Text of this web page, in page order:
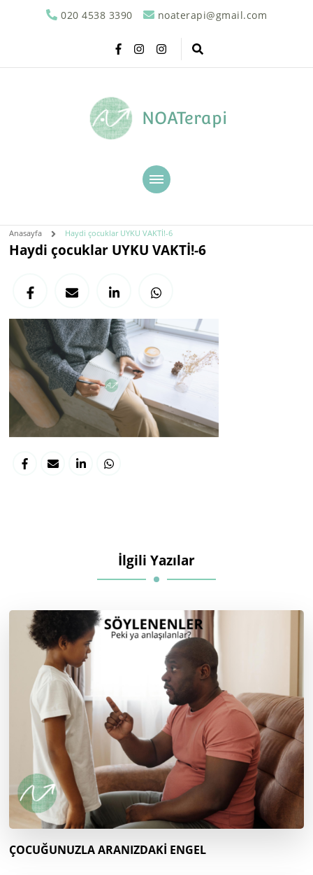
020 4538 3390 noaterapi@gmail.com
NOATerapi
Anasayfa Haydi çocuklar UYKU VAKTİ!-6
Haydi çocuklar UYKU VAKTİ!-6
İlgili Yazılar
ÇOCUĞUNUZLA ARANIZDAKİ ENGEL